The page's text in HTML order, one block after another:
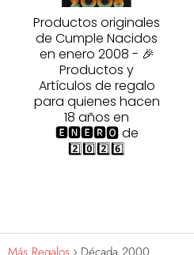
Productos originales
de Cumple Nacidos
en enero 2008 - 🎉
Productos y
Artículos de regalo
para quienes hacen
18 años en
🅴🅽🅴🆁🅾 de
2️⃣0️⃣2️⃣6️⃣